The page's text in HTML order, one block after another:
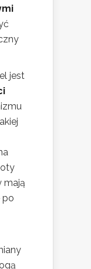
jest
mają
po